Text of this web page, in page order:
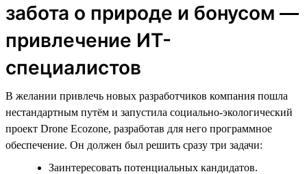
забота о природе и бонусом —
привлечение ИТ-
специалистов
В желании привлечь новых разработчиков компания пошла
нестандартным путём и запустила социально-экологический
проект Drone Ecozone, разработав для него программное
обеспечение. Он должен был решить сразу три задачи:
Заинтересовать потенциальных кандидатов.